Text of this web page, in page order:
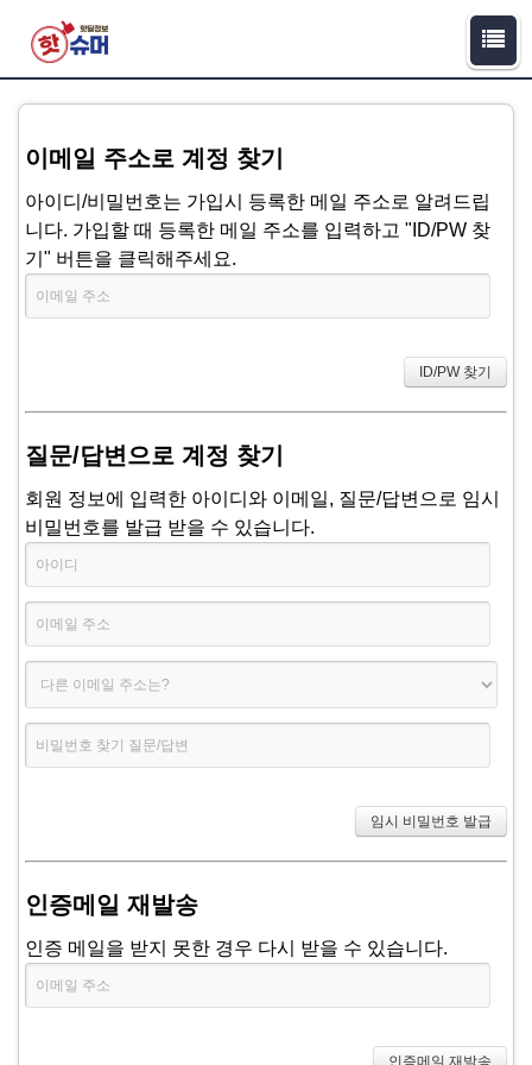
이메일 주소로 계정 찾기
아이디/비밀번호는 가입시 등록한 메일 주소로 알려드립
니다. 가입할 때 등록한 메일 주소를 입력하고 "ID/PW 찾
기" 버튼을 클릭해주세요.
질문/답변으로 계정 찾기
회원 정보에 입력한 아이디와 이메일, 질문/답변으로 임시
비밀번호를 발급 받을 수 있습니다.
인증메일 재발송
인증 메일을 받지 못한 경우 다시 받을 수 있습니다.